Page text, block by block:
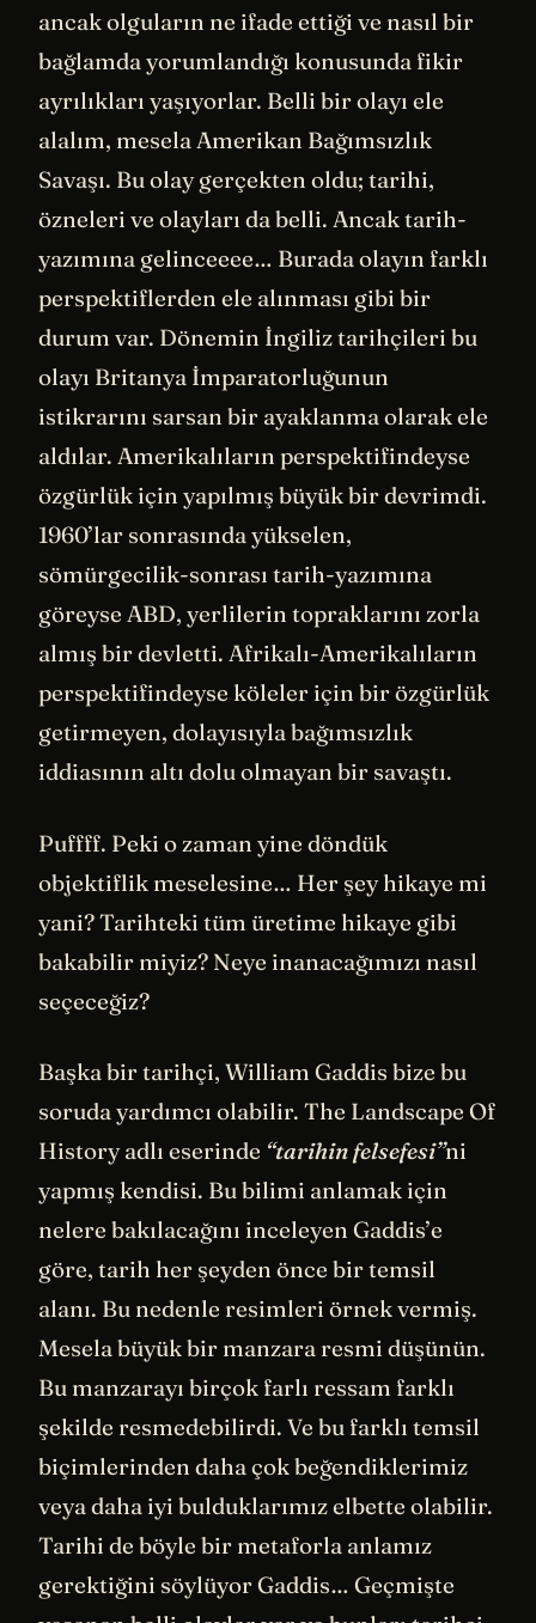
ancak olguların ne ifade ettiği ve nasıl bir
bağlamda yorumlandığı konusunda fikir
ayrılıkları yaşıyorlar. Belli bir olayı ele
alalım, mesela Amerikan Bağımsızlık
Savaşı. Bu olay gerçekten oldu; tarihi,
özneleri ve olayları da belli. Ancak tarih-
yazımına gelinceeee… Burada olayın farklı
perspektiflerden ele alınması gibi bir
durum var. Dönemin İngiliz tarihçileri bu
olayı Britanya İmparatorluğunun
istikrarını sarsan bir ayaklanma olarak ele
aldılar. Amerikalıların perspektifindeyse
özgürlük için yapılmış büyük bir devrimdi.
1960’lar sonrasında yükselen,
sömürgecilik-sonrası tarih-yazımına
göreyse ABD, yerlilerin topraklarını zorla
almış bir devletti. Afrikalı-Amerikalıların
perspektifindeyse köleler için bir özgürlük
getirmeyen, dolayısıyla bağımsızlık
iddiasının altı dolu olmayan bir savaştı.
Puffff. Peki o zaman yine döndük
objektiflik meselesine… Her şey hikaye mi
yani? Tarihteki tüm üretime hikaye gibi
bakabilir miyiz? Neye inanacağımızı nasıl
seçeceğiz?
Başka bir tarihçi, William Gaddis bize bu
soruda yardımcı olabilir. The Landscape Of
History adlı eserinde “tarihin felsefesi”ni
yapmış kendisi. Bu bilimi anlamak için
nelere bakılacağını inceleyen Gaddis’e
göre, tarih her şeyden önce bir temsil
alanı. Bu nedenle resimleri örnek vermiş.
Mesela büyük bir manzara resmi düşünün.
Bu manzarayı birçok farlı ressam farklı
şekilde resmedebilirdi. Ve bu farklı temsil
biçimlerinden daha çok beğendiklerimiz
veya daha iyi bulduklarımız elbette olabilir.
Tarihi de böyle bir metaforla anlamız
gerektiğini söylüyor Gaddis… Geçmişte